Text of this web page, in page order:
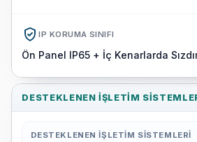
IP KORUMA SINIFI
Ön Panel IP65 + İç Kenarlarda
DESTEKLENEN İŞLETIM
DESTEKLENEN İŞLETIM SISTEMLERI